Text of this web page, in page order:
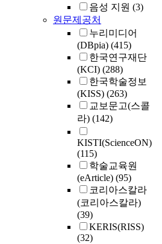
음성 지원 (3)
원문제공처
누리미디어
(DBpia) (415)
한국연구재단
(KCI) (288)
한국학술정보
(KISS) (263)
교보문고(스콜
라) (142)
KISTI(ScienceON)
(115)
학술교육원
(eArticle) (95)
코리아스칼라
(코리아스칼라)
(39)
KERIS(RISS)
(32)